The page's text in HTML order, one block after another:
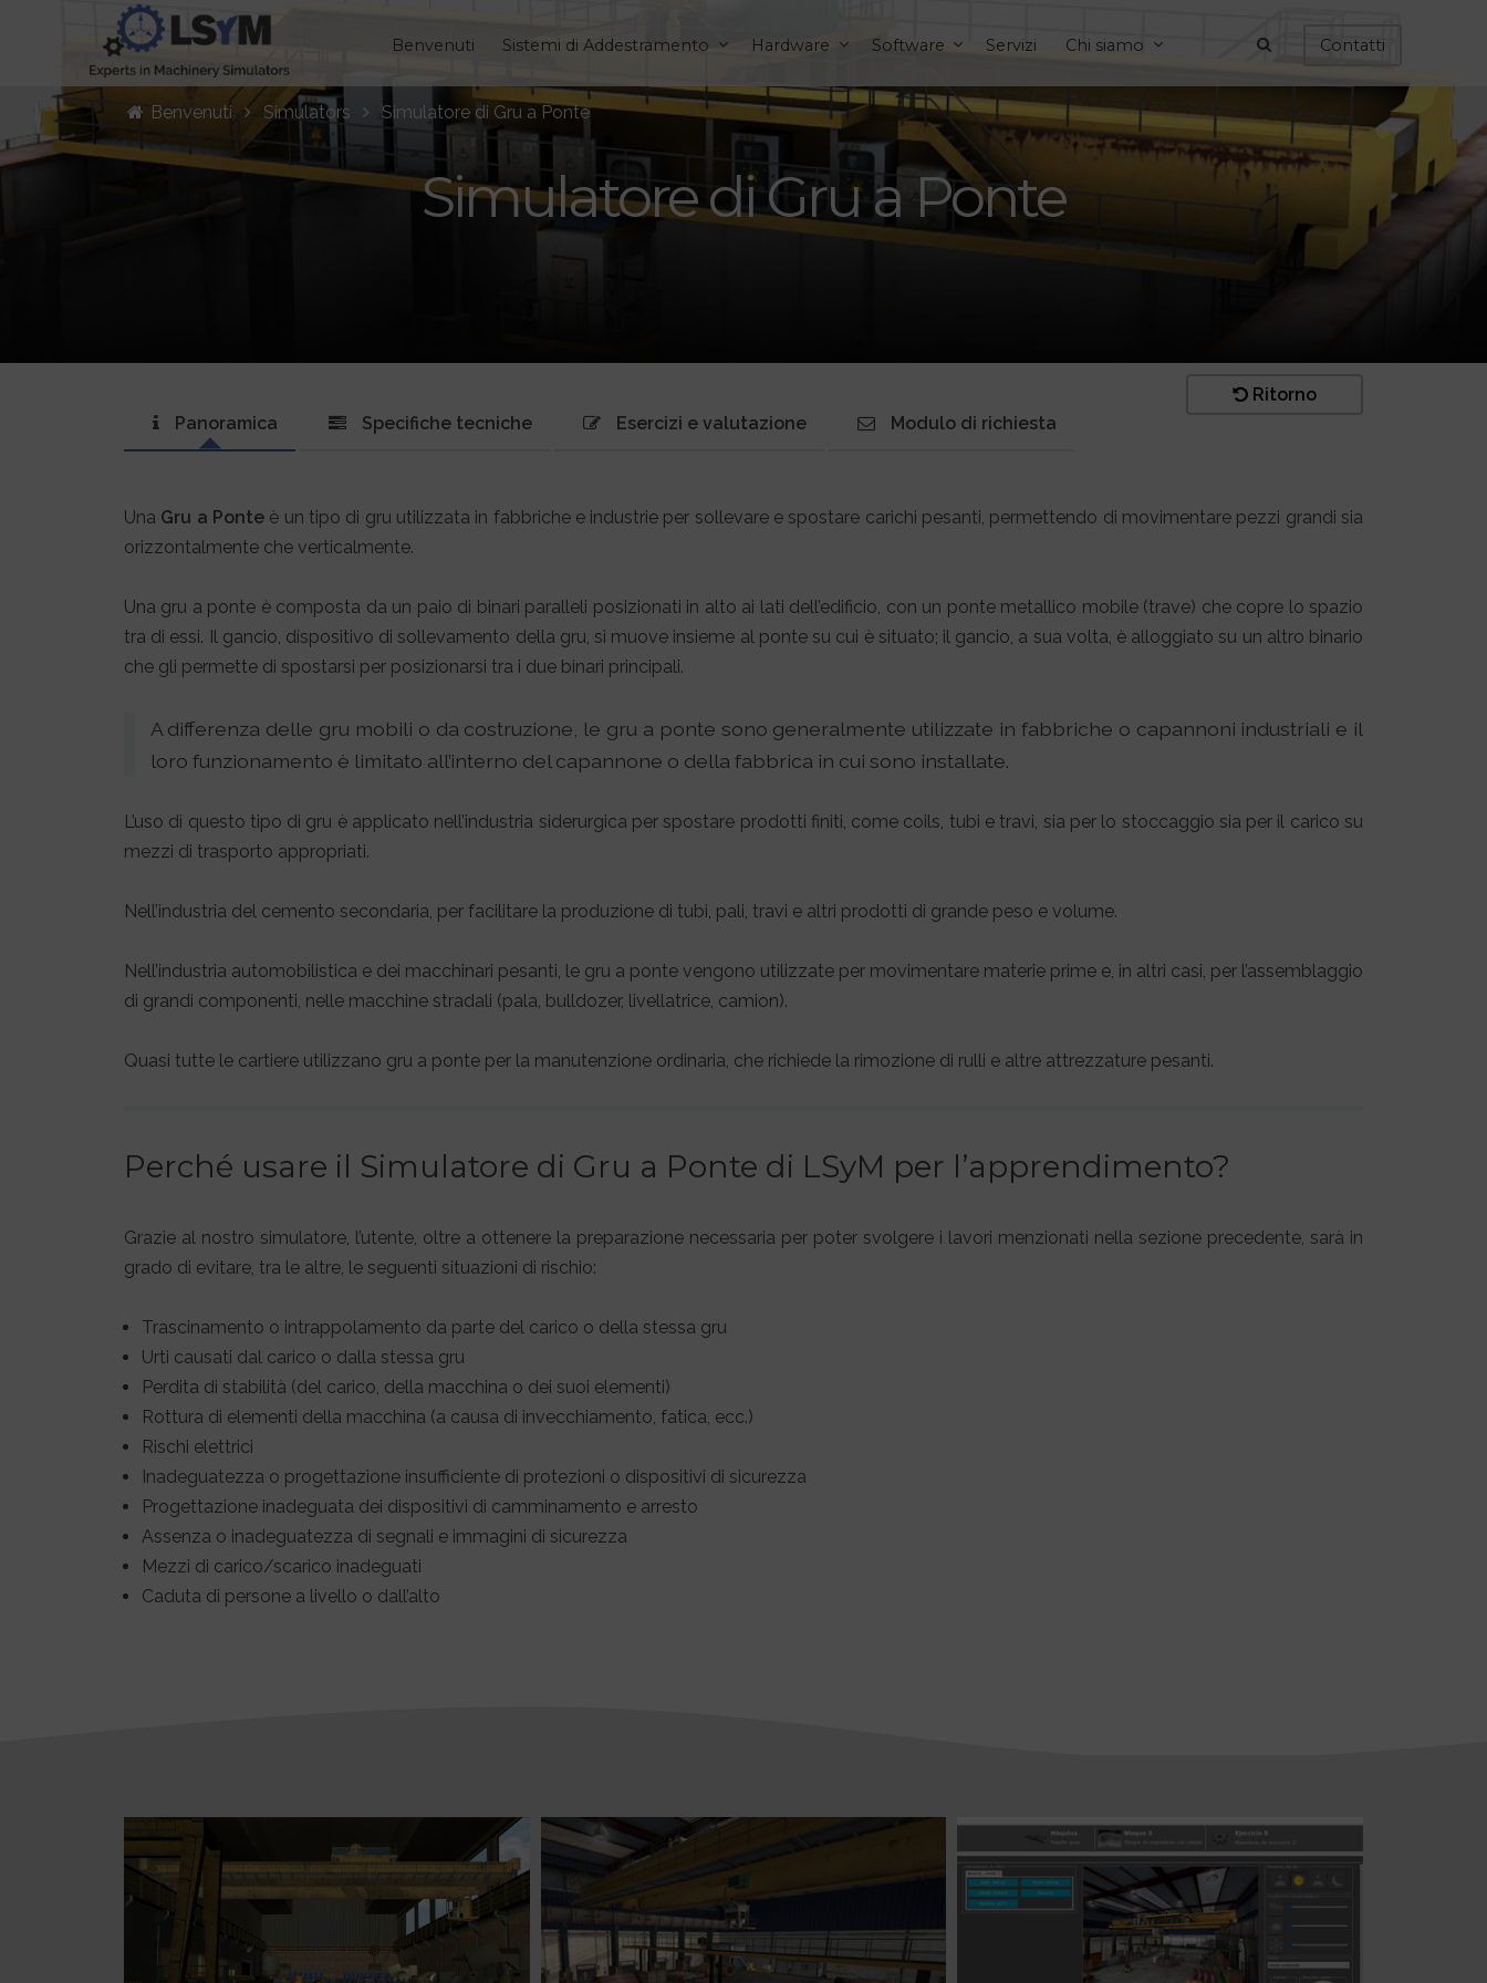
Benvenuti Sistemi di Addestramento Hardware Software Servizi Chi siamo Contatti
Benvenuti Simulators Simulatore di Gru a Ponte
Simulatore di Gru a Ponte
Ritorno
Panoramica
Specifiche tecniche Esercizi e valutazione Modulo di richiesta
Una Gru a Ponteè un tipo di gru utilizzata in fabbriche e industrie per sollevare e spostare carichi pesanti, permettendo di movimentare pezzi grandi sia
orizzontalmente che verticalmente.
Una gru a ponte è composta da un paio di binari paralleli posizionati in alto ai lati dell’edificio, con un ponte metallico mobile (trave) che copre lo spazio
tra di essi. Il gancio, dispositivo di sollevamento della gru, si muove insieme al ponte su cui è situato; il gancio, a sua volta, è alloggiato su un altro binario
che gli permette di spostarsi per posizionarsi tra i due binari principali.
A differenza delle gru mobili o da costruzione, le gru a ponte sono generalmente utilizzate in fabbriche o capannoni industriali e il
loro funzionamento è limitato all’interno del capannone o della fabbrica in cui sono installate.
L’uso di questo tipo di gru è applicato nell’industria siderurgica per spostare prodotti finiti, come coils, tubi e travi, sia per lo stoccaggio sia per il carico su
mezzi di trasporto appropriati.
Nell’industria del cemento secondaria, per facilitare la produzione di tubi, pali, travi e altri prodotti di grande peso e volume.
Nell’industria automobilistica e dei macchinari pesanti, le gru a ponte vengono utilizzate per movimentare materie prime e, in altri casi, per l’assemblaggio
di grandi componenti, nelle macchine stradali (pala, bulldozer, livellatrice, camion).
Quasi tutte le cartiere utilizzano gru a ponte per la manutenzione ordinaria, che richiede la rimozione di rulli e altre attrezzature pesanti.
Perché usare il Simulatore di Gru a Ponte di LSyM per l’apprendimento?
Grazie al nostro simulatore, l’utente, oltre a ottenere la preparazione necessaria per poter svolgere i lavori menzionati nella sezione precedente, sarà in
grado di evitare, tra le altre, le seguenti situazioni di rischio:
Trascinamento o intrappolamento da parte del carico o della stessa gru
Urti causati dal carico o dalla stessa gru
Perdita di stabilità (del carico, della macchina o dei suoi elementi)
Rottura di elementi della macchina (a causa di invecchiamento, fatica, ecc.)
Rischi elettrici
Inadeguatezza o progettazione insufficiente di protezioni o dispositivi di sicurezza
Progettazione inadeguata dei dispositivi di camminamento e arresto
Assenza o inadeguatezza di segnali e immagini di sicurezza
Mezzi di carico/scarico inadeguati
Caduta di persone a livello o dall’alto